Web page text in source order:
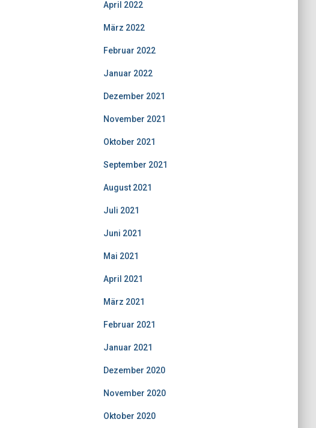
April 2022
März 2022
Februar 2022
Januar 2022
Dezember 2021
November 2021
Oktober 2021
September 2021
August 2021
Juli 2021
Juni 2021
Mai 2021
April 2021
März 2021
Februar 2021
Januar 2021
Dezember 2020
November 2020
Oktober 2020